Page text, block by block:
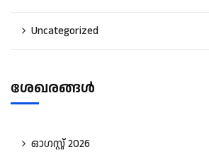
Uncategorized
ശേഖരങ്ങൾ
ഓഗസ്റ്റ്‌ 2026